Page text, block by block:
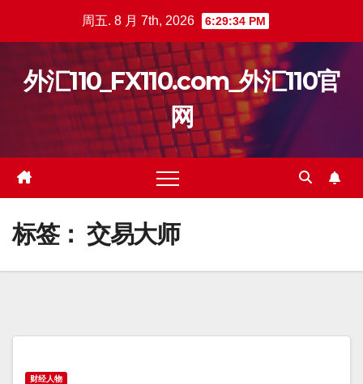
周五. 8 月 7th, 2026 6:29:34 PM
外汇110_FX110.com_外汇110官
网
标签： 交易大师
财经人物